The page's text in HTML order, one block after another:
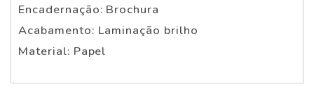
Encadernação: Brochura
Acabamento: Laminação brilho
Material: Papel